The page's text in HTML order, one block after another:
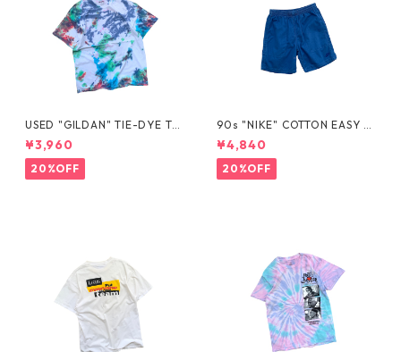
USED "GILDAN" TIE-DYE TE
E
¥3,960
20%OFF
90s "NIKE" COTTON EASY S
HORTS
¥4,840
20%OFF